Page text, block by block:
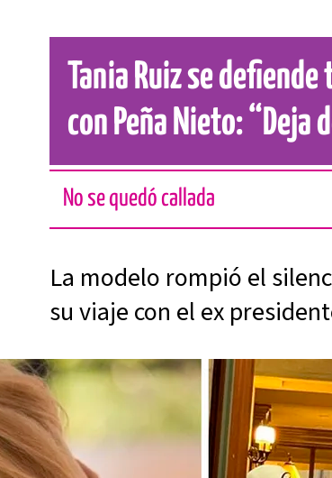
Tania Ruiz se
con Peña Nieto: “Deja
No se quedó callada
La modelo rompió el
su viaje con el ex